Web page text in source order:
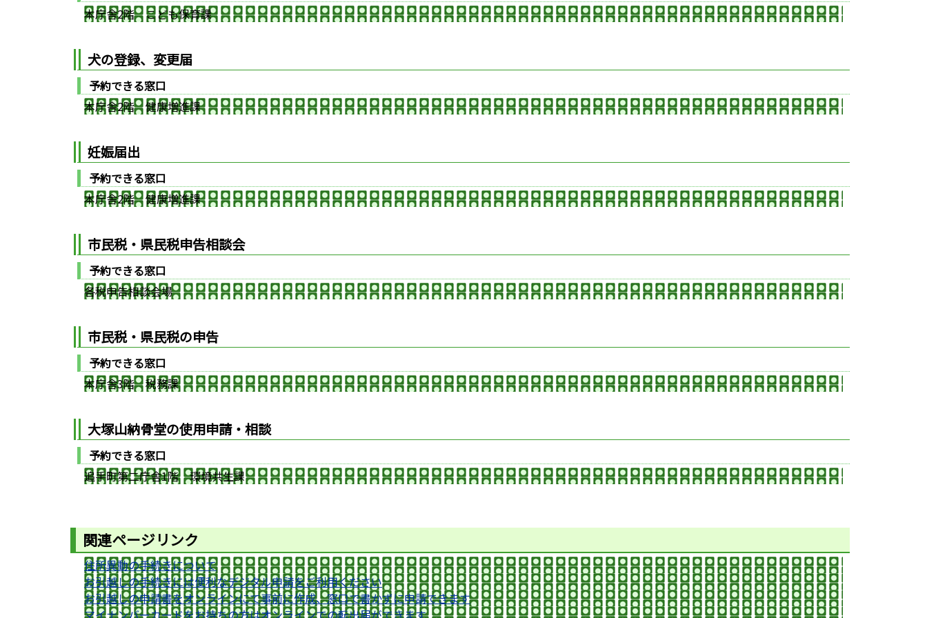
本庁舎2階 こども保育課
犬の登録、変更届
予約できる窓口
本庁舎2階 健康増進課
妊娠届出
予約できる窓口
本庁舎2階 健康増進課
市民税・県民税申告相談会
予約できる窓口
各税申告相談会場
市民税・県民税の申告
予約できる窓口
本庁舎3階 税務課
大塚山納骨堂の使用申請・相談
予約できる窓口
追手町第二庁舎1階 環境共生課
関連ページリンク
住所異動の手続きについて
お引越しの手続きには便利なデジタル申請をご利用ください
お引越しの申請書をオンラインにて事前に作成、窓口で書かずに申請できます
マイナンバーカードをお持ちの方はオンラインでの転出届ができます